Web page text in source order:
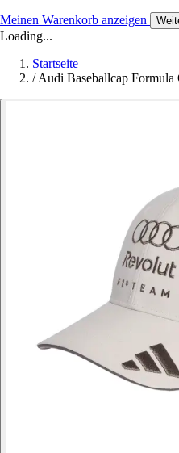
Meinen Warenkorb anzeigen
Loading...
Startseite
/ Audi Baseballcap Formula